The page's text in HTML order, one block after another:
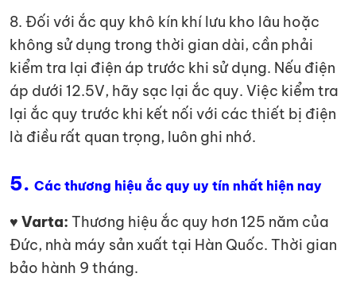
8. Đối với ắc quy khô kín khí lưu kho lâu hoặc
không sử dụng trong thời gian dài, cần phải
kiểm tra lại điện áp trước khi sử dụng. Nếu điện
áp dưới 12.5V, hãy sạc lại ắc quy. Việc kiểm tra
lại ắc quy trước khi kết nối với các thiết bị điện
là điều rất quan trọng, luôn ghi nhớ.
5. Các thương hiệu ắc quy uy tín nhất hiện nay
♥ Varta: Thương hiệu ắc quy hơn 125 năm của
Đức, nhà máy sản xuất tại Hàn Quốc. Thời gian
bảo hành 9 tháng.